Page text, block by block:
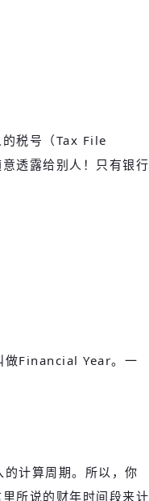
税号（Tax File
透露给别人！只有银行
做Financial Year。一
计算周期。所以，你
所说的财年时间段来计